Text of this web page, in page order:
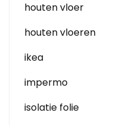
houten vloer
houten vloeren
ikea
impermo
isolatie folie